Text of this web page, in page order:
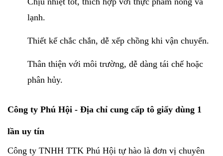
lạnh.
Thiết kế chắc chắn, dễ xếp chồng khi vận chuyển.
Thân thiện với môi trường, dễ dàng tái chế hoặc
phân hủy.
Công ty Phú Hội - Địa chỉ cung cấp tô giấy dùng 1
lần uy tín
Công ty TNHH TTK Phú Hội tự hào là đơn vị chuyên